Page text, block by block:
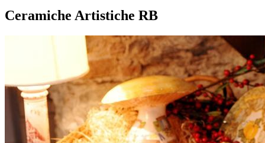
Ceramiche Artistiche RB